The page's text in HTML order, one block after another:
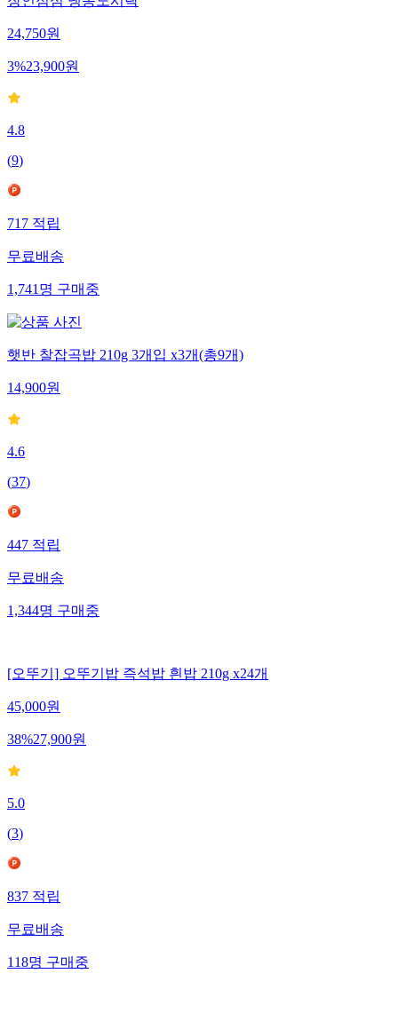
장인점심 냉동도시락
24,750원
3%23,900원
4.8
(9)
717적립
무료배송
1,741명구매중
햇반 찰잡곡밥 210g 3개입 x3개(총9개)
14,900원
4.6
(37)
447적립
무료배송
1,344명구매중
[오뚜기] 오뚜기밥 즉석밥 흰밥 210g x24개
45,000원
38%27,900원
5.0
(3)
837적립
무료배송
118명구매중